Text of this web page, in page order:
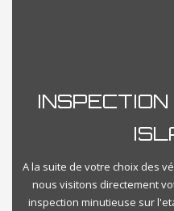
A la suite de votre choix des
nous visitons directement
inspection minutieuse sur